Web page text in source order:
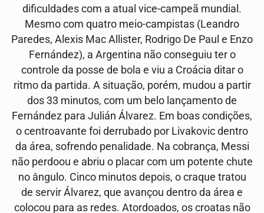
dificuldades com a atual vice-campeã mundial.
Mesmo com quatro meio-campistas (Leandro
Paredes, Alexis Mac Allister, Rodrigo De Paul e Enzo
Fernández), a Argentina não conseguiu ter o
controle da posse de bola e viu a Croácia ditar o
ritmo da partida. A situação, porém, mudou a partir
dos 33 minutos, com um belo lançamento de
Fernández para Julián Álvarez. Em boas condições,
o centroavante foi derrubado por Livakovic dentro
da área, sofrendo penalidade. Na cobrança, Messi
não perdoou e abriu o placar com um potente chute
no ângulo. Cinco minutos depois, o craque tratou
de servir Álvarez, que avançou dentro da área e
colocou para as redes. Atordoados, os croatas não